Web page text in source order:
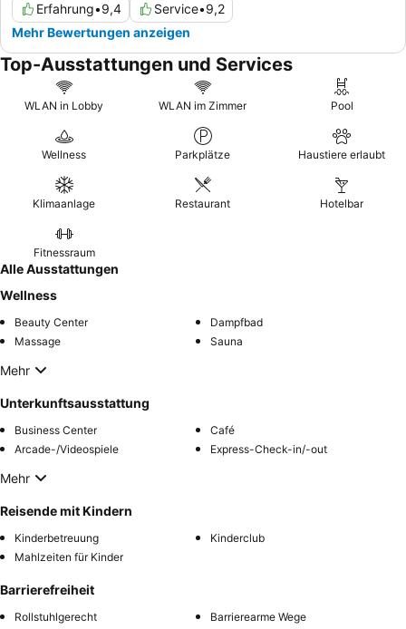
Erfahrung•9,4 Service•9,2
Mehr Bewertungen anzeigen
Top-Ausstattungen und Services
WLAN in Lobby WLAN im Zimmer Pool
Wellness Parkplätze Haustiere erlaubt
Klimaanlage Restaurant Hotelbar
Fitnessraum
Alle Ausstattungen
Wellness
Beauty Center
Dampfbad
Massage
Sauna
Mehr
Unterkunftsausstattung
Business Center
Café
Arcade-/Videospiele
Express-Check-in/-out
Mehr
Reisende mit Kindern
Kinderbetreuung
Kinderclub
Mahlzeiten für Kinder
Barrierefreiheit
Rollstuhlgerecht Barrierearme Wege